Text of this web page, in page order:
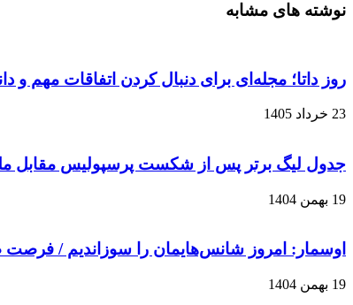
نوشته های مشابه
روز داتا؛ مجله‌ای برای دنبال کردن اتفاقات مهم و
23 خرداد 1405
جدول لیگ برتر پس از شکست پرسپولیس مقابل
19 بهمن 1404
اوسمار: امروز شانس‌هایمان را سوزاندیم /
19 بهمن 1404